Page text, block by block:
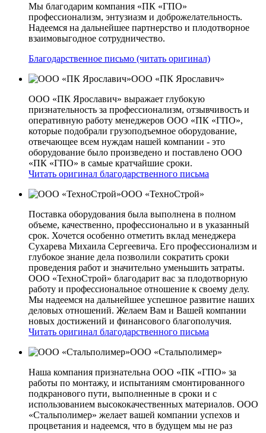
Мы благодарим компания «ПК «ГПО»
профессионализм, энтузиазм и доброжелательность.
Надеемся на дальнейшее партнерство и плодотворное
взаимовыгодное сотрудничество.
Благодарственное письмо (читать оригинал)
ООО «ПК Ярославич»
ООО «ПК Ярославич» выражает глубокую
признательность за профессионализм, отзывчивость и
оперативную работу менеджеров ООО «ПК «ГПО»,
которые подобрали грузоподъемное оборудование,
отвечающее всем нуждам нашей компании - это
оборудование было произведено и поставлено ООО
«ПК «ГПО» в самые кратчайшие сроки.
Читать оригинал благодарственного письма
ООО «ТехноСтрой»
Поставка оборудования была выполнена в полном
объеме, качественно, профессионально и в указанный
срок. Хочется особенно отметить вклад менеджера
Сухарева Михаила Сергеевича. Его профессионализм и
глубокое знание дела позволили сократить сроки
проведения работ и значительно уменьшить затраты.
ООО «ТехноСтрой» благодарит вас за плодотворную
работу и профессиональное отношение к своему делу.
Мы надеемся на дальнейшее успешное развитие наших
деловых отношений. Желаем Вам и Вашей компании
новых достижений и финансового благополучия.
Читать оригинал благодарственного письма
ООО «Стальполимер»
Наша компания признательна ООО «ПК «ГПО» за
работы по монтажу, и испытаниям смонтированного
подкранового пути, выполненные в сроки и с
использованием высококачественных материалов. ООО
«Стальполимер» желает вашей компании успехов и
процветания и надеемся, что в будущем мы не раз